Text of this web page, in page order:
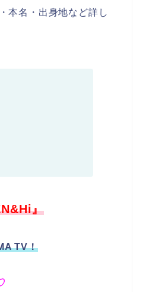
本名・出身地など詳し
』
TV！